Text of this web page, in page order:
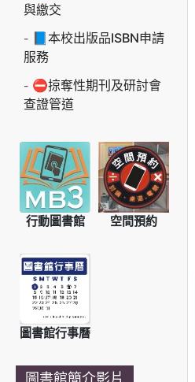
與繳交
📘本校出版品ISBN申請
服務
⛔掠奪性期刊及研討會
查證管道
行動圖書館 空間預約
圖書館行事曆
圖書館簡介影片